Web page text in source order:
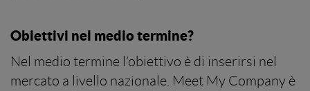
Obiettivi nel medio termine?
Nel medio termine l’obiettivo è di inserirsi nel
mercato a livello nazionale. Meet My Company è